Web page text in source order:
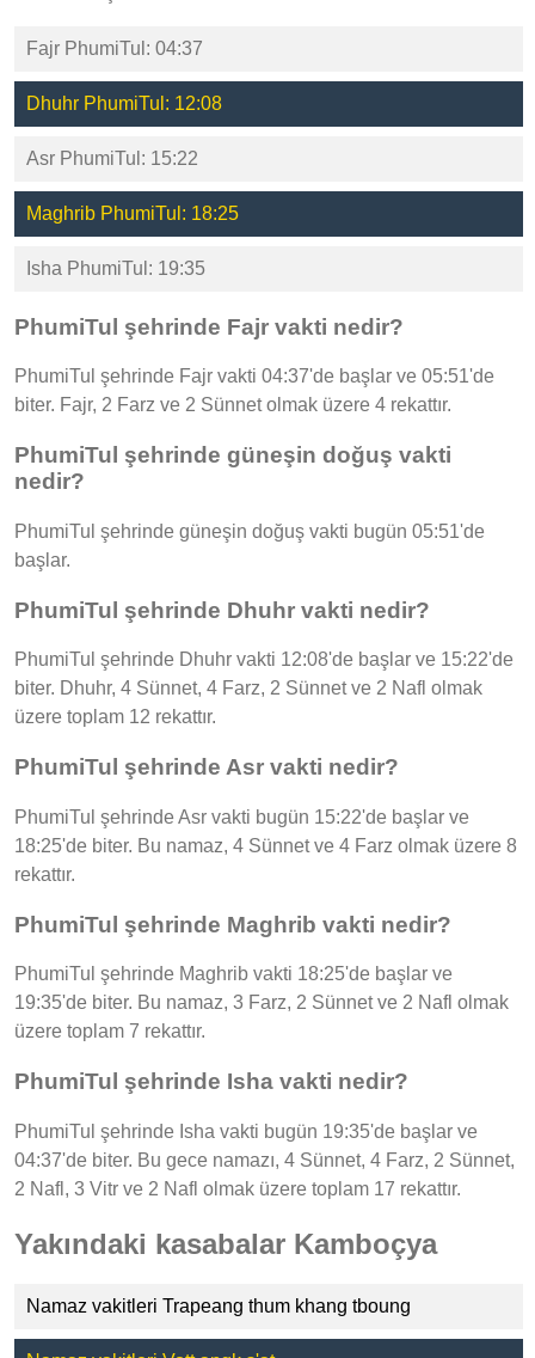
Fajr PhumiTul: 04:37
Dhuhr PhumiTul: 12:08
Asr PhumiTul: 15:22
Maghrib PhumiTul: 18:25
Isha PhumiTul: 19:35
PhumiTul şehrinde Fajr vakti nedir?
PhumiTul şehrinde Fajr vakti 04:37'de başlar ve 05:51'de
biter. Fajr, 2 Farz ve 2 Sünnet olmak üzere 4 rekattır.
PhumiTul şehrinde güneşin doğuş vakti
nedir?
PhumiTul şehrinde güneşin doğuş vakti bugün 05:51'de
başlar.
PhumiTul şehrinde Dhuhr vakti nedir?
PhumiTul şehrinde Dhuhr vakti 12:08'de başlar ve 15:22'de
biter. Dhuhr, 4 Sünnet, 4 Farz, 2 Sünnet ve 2 Nafl olmak
üzere toplam 12 rekattır.
PhumiTul şehrinde Asr vakti nedir?
PhumiTul şehrinde Asr vakti bugün 15:22'de başlar ve
18:25'de biter. Bu namaz, 4 Sünnet ve 4 Farz olmak üzere 8
rekattır.
PhumiTul şehrinde Maghrib vakti nedir?
PhumiTul şehrinde Maghrib vakti 18:25'de başlar ve
19:35'de biter. Bu namaz, 3 Farz, 2 Sünnet ve 2 Nafl olmak
üzere toplam 7 rekattır.
PhumiTul şehrinde Isha vakti nedir?
PhumiTul şehrinde Isha vakti bugün 19:35'de başlar ve
04:37'de biter. Bu gece namazı, 4 Sünnet, 4 Farz, 2 Sünnet,
2 Nafl, 3 Vitr ve 2 Nafl olmak üzere toplam 17 rekattır.
Yakındaki kasabalar Kamboçya
Namaz vakitleri Trapeang thum khang tboung